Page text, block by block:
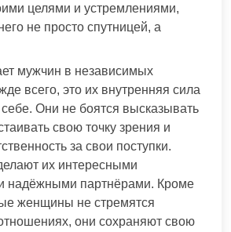
целями и устремлениями,
не просто спутницей, а
мужчин в независимых
всего, это их внутренняя сила
Они не боятся высказывать
свою точку зрения и
за свои поступки.
их интересными
надёжными партнёрами. Кроме
женщины не стремятся
они сохраняют свою